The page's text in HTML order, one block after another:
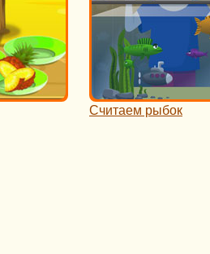
Считаем рыбок